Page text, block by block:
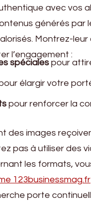
avec vos
générés par
Montrez-
l’engagement :
spéciales pour
élargir votre
pour renforcer la
des images
pas à utiliser des
les formats,
123businessmag.fr
porte